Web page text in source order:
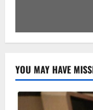
YOU MAY HAVE